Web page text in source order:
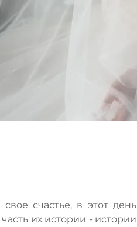
счастье, в этот день
их истории - истории